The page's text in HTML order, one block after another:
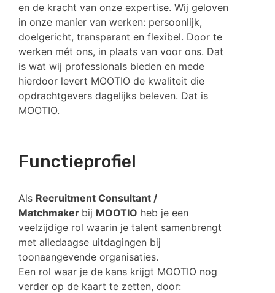
en de kracht van onze expertise. Wij geloven
in onze manier van werken: persoonlijk,
doelgericht, transparant en flexibel. Door te
werken mét ons, in plaats van voor ons. Dat
is wat wij professionals bieden en mede
hierdoor levert MOOTIO de kwaliteit die
opdrachtgevers dagelijks beleven. Dat is
MOOTIO.
Functieprofiel
Als Recruitment Consultant /
Matchmaker bij MOOTIO heb je een
veelzijdige rol waarin je talent samenbrengt
met alledaagse uitdagingen bij
toonaangevende organisaties.
Een rol waar je de kans krijgt MOOTIO nog
verder op de kaart te zetten, door: